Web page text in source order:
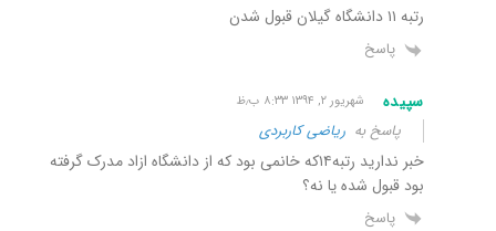
رتبه ١١ دانشگاه گیلان قبول شدن
پاسخ
سپیده شهریور ۲, ۱۳۹۴ ۸:۳۳ ب٫ظ
پاسخ به ریاضی کاربردی
خبر ندارید رتبه۱۴که خانمی بود که از دانشگاه ازاد مدرک گرفته
بود قبول شده یا نه؟
پاسخ